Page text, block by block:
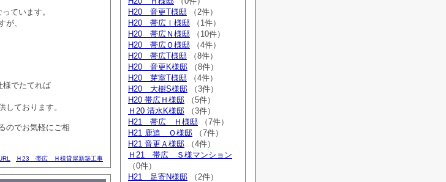
ています。
が、
様でたてれば
しております。
のでお気軽にご相
Ｈ23 帯広 Ｈ様貸屋新築工事
H20 音更T様邸 （2件）
H20 帯広Ｉ様邸 （1件）
H20 帯広Ｎ様邸 （10件）
H20 帯広Ｏ様邸 （4件）
H20 帯広T様邸 （8件）
H20 音更K様邸 （8件）
H20 芽室T様邸 （4件）
H20 大樹S様邸 （3件）
H20 帯広Ｈ様邸 （5件）
Ｈ20 清水K様邸 （3件）
H21 帯広 Ｈ様邸 （7件）
H21 鹿追 Ｏ様邸 （7件）
H21 音更Ａ様邸 （4件）
Ｈ21 帯広 Ｓ様マンション
（0件）
H21 足寄N様邸 （2件）